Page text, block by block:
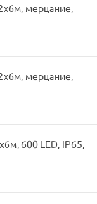
мерцание,
мерцание,
600 LED, IP65,